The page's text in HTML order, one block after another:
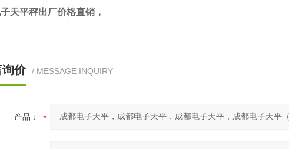
天平秤出厂价格直销，
价 / MESSAGE INQUIRY
产品：